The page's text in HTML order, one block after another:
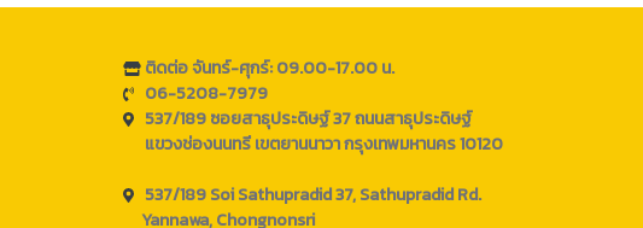
ติดต่อ จันทร์-ศุกร์: 09.00-17.00 น.
06-5208-7979
537/189 ซอยสาธุประดิษฐ์ 37 ถนนสาธุประดิษฐ์
แขวงช่องนนทรี เขตยานนาวา กรุงเทพมหานคร 10120
537/189 Soi Sathupradid 37, Sathupradid Rd.
Yannawa, Chongnonsri